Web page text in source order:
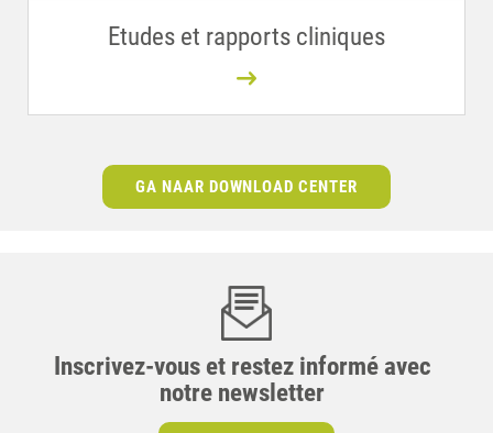
Etudes et rapports cliniques
GA NAAR DOWNLOAD CENTER
Inscrivez-vous et restez informé avec
notre newsletter